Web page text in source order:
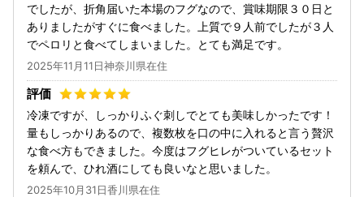
でしたが、折角届いた本場のフグなので、賞味期限３０日と
ありましたがすぐに食べました。上質で９人前でしたが３人
でペロリと食べてしまいました。とても満足です。
2025年11月11日神奈川県在住
冷凍ですが、しっかりふぐ刺しでとても美味しかったです！
量もしっかりあるので、複数枚を口の中に入れると言う贅沢
な食べ方もできました。今度はフグヒレがついているセット
を頼んで、ひれ酒にしても良いなと思いました。
2025年10月31日香川県在住